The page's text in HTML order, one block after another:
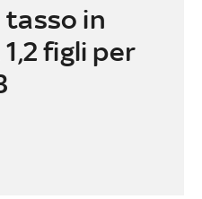
tasso in
figli per